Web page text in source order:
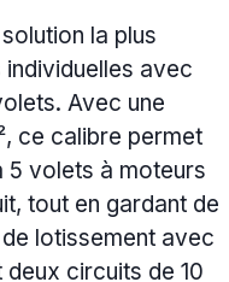
la plus
avec
Avec une
ce calibre permet
5 volets à moteurs
tout en gardant de
lotissement avec
circuits de 10